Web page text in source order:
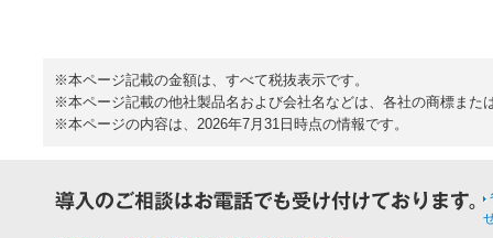
※本ページ記載の金額は、すべて税抜表示です。
※本ページ記載の他社製品名および会社名などは、各社の商標また
※本ページの内容は、2026年7月31日時点の情報です。